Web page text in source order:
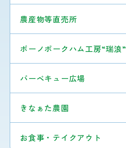
農産物等直売所
ボーノポークハム工房“瑞浪”
バーベキュー広場
きなぁた農園
お食事・テイクアウト